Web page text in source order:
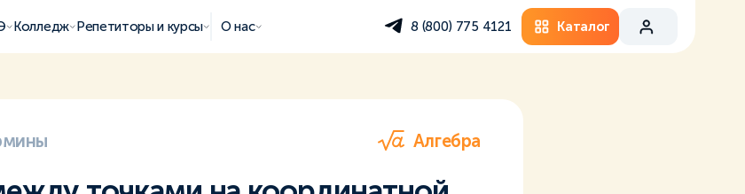
Колледж Репетиторы и курсы О нас 8 (800) 775 4121 Каталог
Алгебра